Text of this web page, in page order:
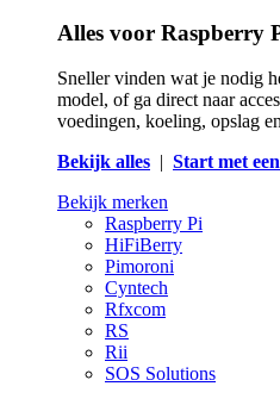
Alles voor Raspberry
Sneller vinden wat je nodig
model, of ga direct naar
voedingen, koeling, opslag
Bekijk alles | Start met
Bekijk merken
Raspberry Pi
HiFiBerry
Pimoroni
Cyntech
Rfxcom
RS
Rii
SOS Solutions